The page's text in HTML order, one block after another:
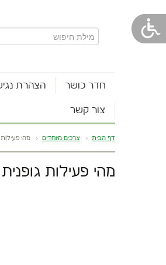
חדר כושר הצהרת
צור קשר
דף הבית צרכים מיוחדים מהי
מהי פעילות